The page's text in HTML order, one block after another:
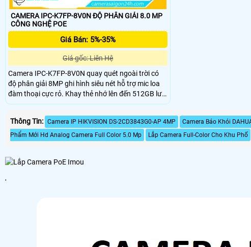
CAMERA IPC-K7FP-8V0N ĐỘ PHÂN GIẢI 8.0 MP
CÔNG NGHỆ POE
Giá Bán: 5%-35%
Giá gốc: Liên Hệ
Camera IPC-K7FP-8V0N quay quét ngoài trời có
độ phân giải 8MP ghi hình siêu nét hỗ trợ mic loa
đàm thoại cực rỏ. Khay thẻ nhớ lên đến 512GB lưu
trữ lâu dài với chuẩn nén video H.265. Hỗ trợ tính
năng AI phát hiện chuyển động, phân biệt người
xe, thiết lập hàng rào xâm nhập giám sát an ninh
hiệu quả hơn.
Thông Tin: Camera IP HIKVISION DS-2CD3843G0-AP 4MP Camera Báo Khói
Phẩm Mới Hd Analog Camera Full Color 5.0 Mp
Lắp Camera Full-Color Cho Khu Phố
'